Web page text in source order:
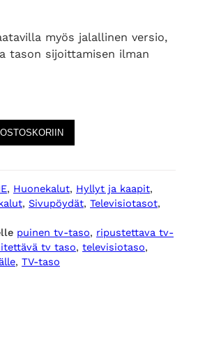
myös jalallinen versio,
tason sijoittamisen ilman
OSTOSKORIIN
, Huonekalut, Hyllyt ja kaapit
, Sivupöydät, Televisiotasot
puinen tv-taso, ripustettava tv-
tv taso, televisiotaso
, TV-taso